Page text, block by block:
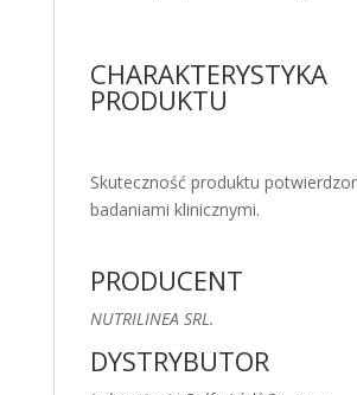
CHARAKTERYSTYKA
PRODUKTU
Skuteczność produktu
badaniami klinicznymi.
PRODUCENT
NUTRILINEA SRL.
DYSTRYBUTOR